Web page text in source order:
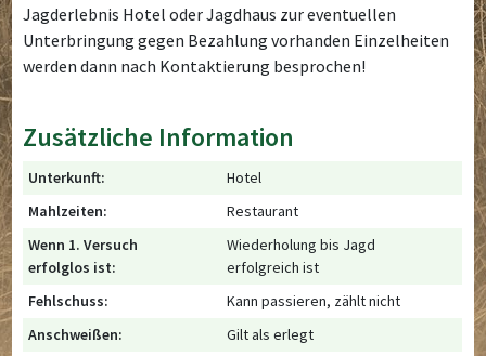
Jagderlebnis Hotel oder Jagdhaus zur eventuellen
Unterbringung gegen Bezahlung vorhanden Einzelheiten
werden dann nach Kontaktierung besprochen!
Zusätzliche Information
Unterkunft:
Hotel
Mahlzeiten:
Restaurant
Wenn 1. Versuch
erfolglos ist:
Wiederholung bis Jagd
erfolgreich ist
Fehlschuss:
Kann passieren, zählt nicht
Anschweißen:
Gilt als erlegt